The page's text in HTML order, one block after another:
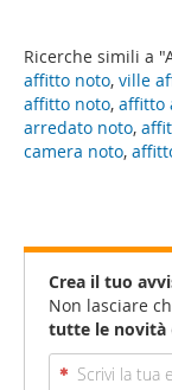
Ricerche simili a
affitto noto, ville
affitto noto, affitto
arredato noto,
camera noto,
Crea il tuo
Non lasciare
tutte le novità